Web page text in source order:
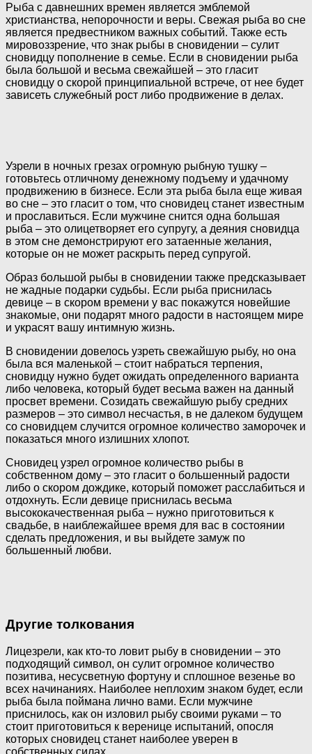
Рыба с давнешних времен является эмблемой
христианства, непорочности и веры. Свежая рыба во сне
является предвестником важных событий. Также есть
мировоззрение, что знак рыбы в сновидении – сулит
сновидцу пополнение в семье. Если в сновидении рыба
была большой и весьма свежайшей – это гласит
сновидцу о скорой принципиальной встрече, от нее будет
зависеть служебный рост либо продвижение в делах.
Узрели в ночных грезах огромную рыбную тушку –
готовьтесь отличному денежному подъему и удачному
продвижению в бизнесе. Если эта рыба была еще живая
во сне – это гласит о том, что сновидец станет известным
и прославиться. Если мужчине снится одна большая
рыба – это олицетворяет его супругу, а деяния сновидца
в этом сне демонстрируют его затаенные желания,
которые он не может раскрыть перед супругой.
Образ большой рыбы в сновидении также предсказывает
не жадные подарки судьбы. Если рыба приснилась
девице – в скором времени у вас покажутся новейшие
знакомые, они подарят много радости в настоящем мире
и украсят вашу интимную жизнь.
В сновидении довелось узреть свежайшую рыбу, но она
была вся маленькой – стоит набраться терпения,
сновидцу нужно будет ожидать определенного варианта
либо человека, который будет весьма важен на данный
просвет времени. Созидать свежайшую рыбу средних
размеров – это символ несчастья, в не далеком будущем
со сновидцем случится огромное количество заморочек и
показаться много излишних хлопот.
Сновидец узрел огромное количество рыбы в
собственном дому – это гласит о большенный радости
либо о скором дождике, который поможет расслабиться и
отдохнуть. Если девице приснилась весьма
высококачественная рыба – нужно приготовиться к
свадьбе, в наиблежайшее время для вас в состоянии
сделать предложения, и вы выйдете замуж по
большенный любви.
Другие толкования
Лицезрели, как кто-то ловит рыбу в сновидении – это
подходящий символ, он сулит огромное количество
позитива, несусветную фортуну и сплошное везенье во
всех начинаниях. Наиболее неплохим знаком будет, если
рыба была поймана лично вами. Если мужчине
приснилось, как он изловил рыбу своими руками – то
стоит приготовиться к веренице испытаний, опосля
которых сновидец станет наиболее уверен в
собственных силах.